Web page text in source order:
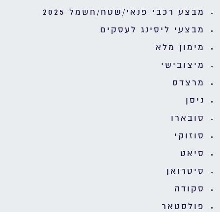
מבצע רכבי פנאי/שטח/חשמל 2025
מבצעי ליסינג לעסקים
מימון מלא
מיצובישי
מרצדס
ניסן
סובארו
סוזוקי
סיאט
סיטרואן
סקודה
פולסטאר